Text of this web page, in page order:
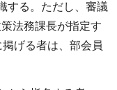
する。ただし、審議
法務課長が指定す
げる者は、部会員